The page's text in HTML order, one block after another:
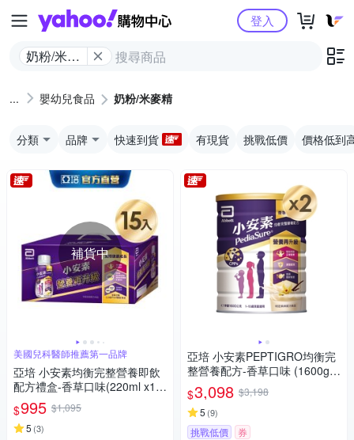
Yahoo購物中心
奶粉/米麥
登入
嬰幼兒食品 奶粉/米麥精
分類 品牌 快速到貨 有現貨 挑戰低價 價格低到
補貨中
美國兒科醫師推薦第一品牌
亞培 小安素均衡完整營養即飲
配方禮盒-香草口味(220ml x15
入)
$995 $1,095
5 (3)
亞培 小安素PEPTIGRO均衡完
整營養配方-香草口味 (1600g x
2入)
$3,098 $3,198
5 (9)
挑戰低價 券